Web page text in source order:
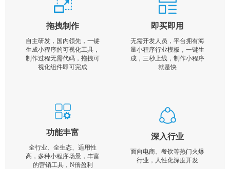
拖拽制作
自主研发，国内领先，一键
生成小程序的可视化工具，
制作过程无需代码，拖拽可
视化组件即可完成
即买即用
无需开发人员，平台拥有海
量小程序行业模板，一键生
成，三秒上线，制作小程序
就是快
功能丰富
全行业、全生态、适用性
高，多种小程序场景，丰富
的营销工具，N倍盈利
深入行业
面向电商、餐饮等热门火爆
行业，人性化深度开发